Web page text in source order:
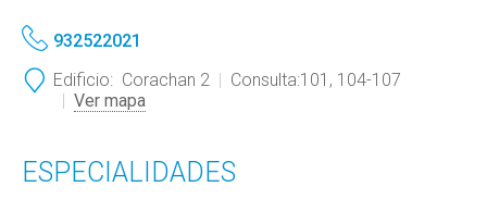
932522021
Edificio: Corachan 2 Consulta:101, 104-107
Ver mapa
ESPECIALIDADES